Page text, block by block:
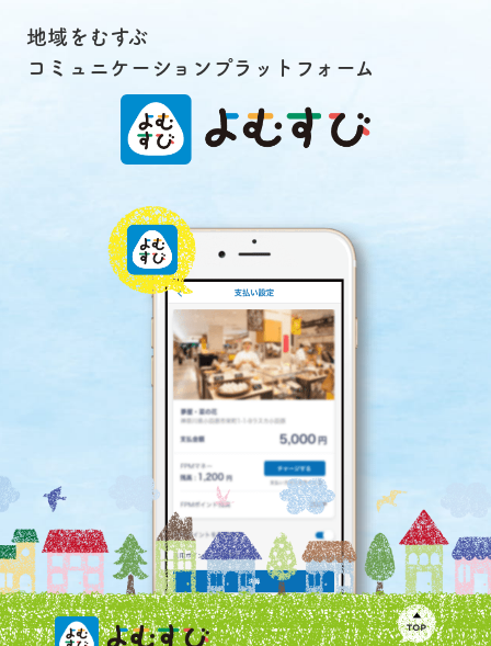
地域をむすぶ
コミュニケーションプラットフォーム